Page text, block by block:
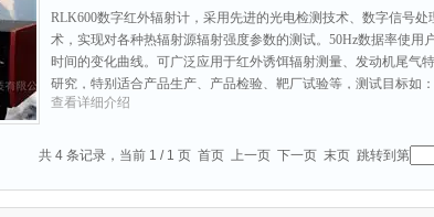
RLK600数字红外辐射计，采用先进的光电检测技术、数字信号
术，实现对各种热辐射源辐射强度参数的测试。50Hz数据率使用
时间的变化曲线。可广泛应用于红外诱饵辐射测量、发动机尾气
研究，特别适合产品生产、产品检验、靶厂试验等，测试目标如
红外诱饵、红外弹标、火燃烧等。
查看详细介绍
共 4 条记录，当前 1 / 1 页 首页 上一页 下一页 末页 跳转到第